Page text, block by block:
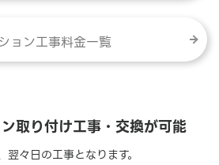
ョン工事料金一覧
取り付け工事・交換が可能
々日の工事となります。